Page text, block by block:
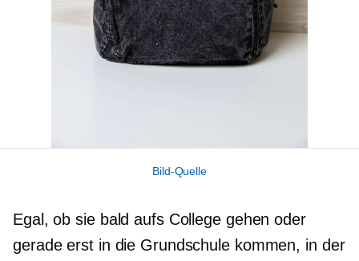
Bild-Quelle
Egal, ob sie bald aufs College gehen oder
gerade erst in die Grundschule kommen, in der